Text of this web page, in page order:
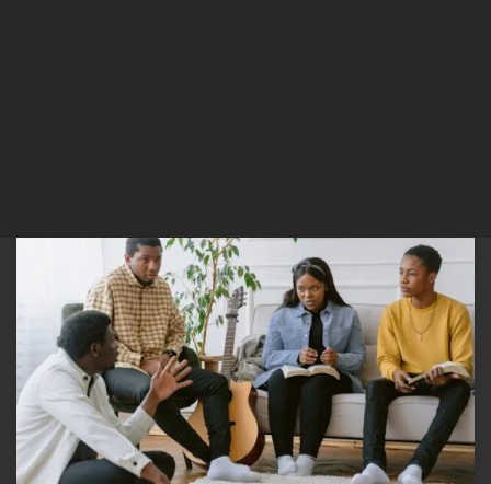
Uma Perspectiva Espiritual e Comportamental Nos dias atuais, em
um mundo repleto de desafios e tensões, a busca por recursos que
promovam a saúde mental é uma prioridade crescente. Um campo
de estudo que se destaca nessa busca é a relação entre o
engajamento com a Bíblia e seu impacto […]